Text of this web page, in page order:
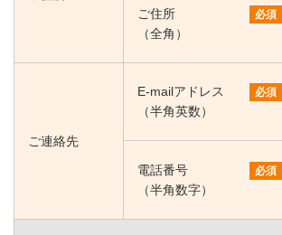
ご住所
（全角）
必須
ご連絡先
E-mailアドレス
（半角英数）
必須
電話番号
（半角数字）
必須